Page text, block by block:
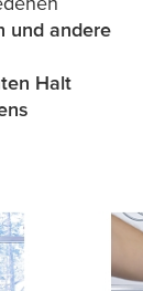
und andere
Halt